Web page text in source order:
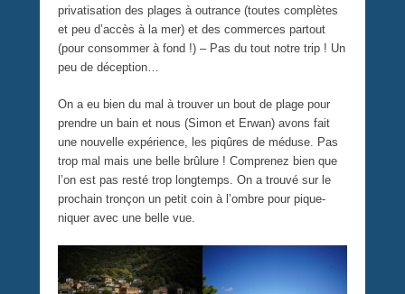
privatisation des plages à outrance (toutes complètes
et peu d’accès à la mer) et des commerces partout
(pour consommer à fond !) – Pas du tout notre trip ! Un
peu de déception…
On a eu bien du mal à trouver un bout de plage pour
prendre un bain et nous (Simon et Erwan) avons fait
une nouvelle expérience, les piqûres de méduse. Pas
trop mal mais une belle brûlure ! Comprenez bien que
l’on est pas resté trop longtemps. On a trouvé sur le
prochain tronçon un petit coin à l’ombre pour pique-
niquer avec une belle vue.